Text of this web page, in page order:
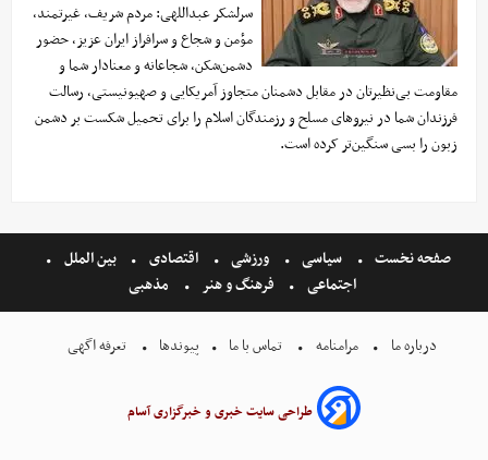
سرلشکر عبداللهی: مردم شریف، غیرتمند،
مؤمن و شجاع و سرافراز ایران عزیز، حضور
دشمن‌شکن، شجاعانه و معنادار شما و
مقاومت بی‌نظیرتان در مقابل دشمنان متجاوز آمریکایی و صهیونیستی، رسالت
فرزندان شما در نیروهای مسلح و رزمندگان اسلام را برای تحمیل شکست بر دشمن
زبون را بسی سنگین‌تر کرده است.
صفحه نخست سیاسی ورزشی اقتصادی
بین الملل
اجتماعی
فرهنگ و هنر مذهبی
درباره ما مرامنامه تماس با ما پیوندها تعرفه اگهی
طراحی سایت خبری و خبرگزاری آسام